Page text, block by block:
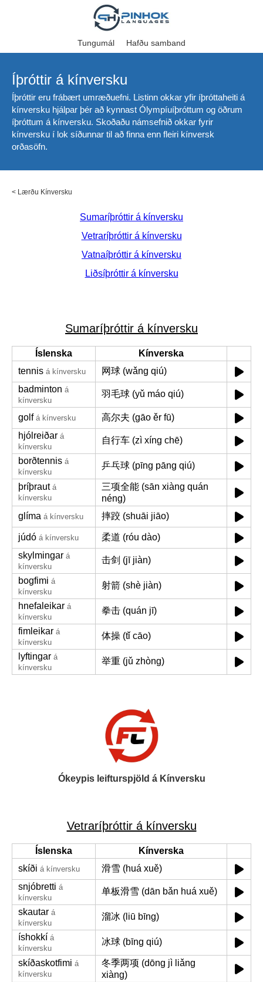
Tungumál Hafðu samband
Íþróttir á kínversku
Íþróttir eru frábært umræðuefni. Listinn okkar yfir íþróttaheiti á
kínversku hjálpar þér að kynnast Ólympíuíþróttum og öðrum
íþróttum á kínversku. Skoðaðu námsefnið okkar fyrir
kínversku í lok síðunnar til að finna enn fleiri kínversk
orðasöfn.
< Lærðu Kínversku
Sumaríþróttir á kínversku
Vetraríþróttir á kínversku
Vatnaíþróttir á kínversku
Liðsíþróttir á kínversku
Sumaríþróttir á kínversku
Íslenska
Kínverska
tennis á kínversku
网球 (wǎng qiú)
badminton á
kínversku
羽毛球 (yǔ máo qiú)
golf á kínversku
高尔夫 (gāo ěr fū)
hjólreiðar á
kínversku
自行车 (zì xíng chē)
borðtennis á
kínversku
乒乓球 (pīng pāng qiú)
þríþraut á
kínversku
三项全能 (sān xiàng quán
néng)
glíma á kínversku 摔跤 (shuāi jiāo)
júdó á kínversku
柔道 (róu dào)
skylmingar á
kínversku
击剑 (jī jiàn)
bogfimi á
kínversku
射箭 (shè jiàn)
hnefaleikar á
kínversku
拳击 (quán jī)
fimleikar á
kínversku
体操 (tǐ cāo)
lyftingar á
kínversku
举重 (jǔ zhòng)
Ókeypis leifturspjöld á Kínversku
Vetraríþróttir á kínversku
Íslenska
Kínverska
skíði á kínversku
滑雪 (huá xuě)
snjóbretti á
kínversku
单板滑雪 (dān bǎn huá xuě)
skautar á
kínversku
溜冰 (liū bīng)
íshokkí á
kínversku
冰球 (bīng qiú)
skíðaskotfimi á
kínversku
冬季两项 (dōng jì liǎng
xiàng)